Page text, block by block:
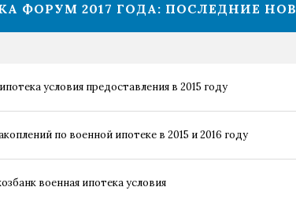
ФОРУМ 2017 ГОДА: ПОСЛЕДНИЕ
условия предоставления в 2015 году
по военной ипотеке в 2015 и 2016 году
военная ипотека условия